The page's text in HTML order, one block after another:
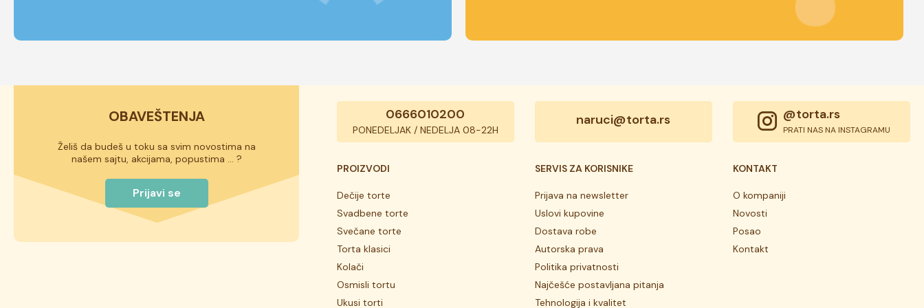
OBAVEŠTENJA
Želiš da budeš u toku sa svim novostima na
našem sajtu, akcijama, popustima ... ?
Prijavi se
0666010200
PONEDELJAK / NEDELJA 08-22H
naruci@torta.rs @torta.rs
PRATI NAS NA INSTAGRAMU
PROIZVODI
Dečije torte
Svadbene torte
Svečane torte
Torta klasici
Kolači
Osmisli tortu
Ukusi torti
SERVIS ZA KORISNIKE
Prijava na newsletter
Uslovi kupovine
Dostava robe
Autorska prava
Politika privatnosti
Najčešće postavljana pitanja
Tehnologija i kvalitet
KONTAKT
O kompaniji
Novosti
Posao
Kontakt